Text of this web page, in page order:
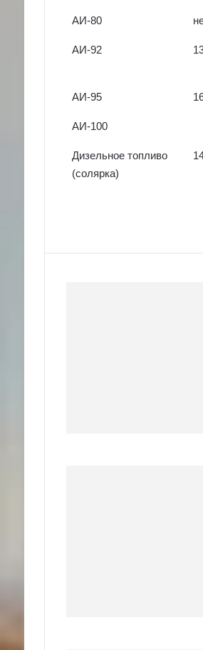
АИ-80
АИ-92
АИ-95
АИ-100
Дизельное топливо
(солярка)